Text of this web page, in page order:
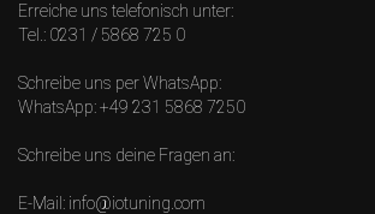
Erreiche uns telefonisch unter:
Tel.: 0231 / 5868 725 0
Schreibe uns per WhatsApp:
WhatsApp:+49 231 5868 7250
Schreibe uns deine Fragen an:
E-Mail: info@iotuning.com